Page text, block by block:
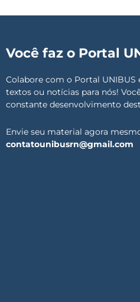
Você faz o Portal
Colabore com o Portal UNIBUS
textos ou notícias para nós!
constante desenvolvimento
Envie seu material agora
contatounibusrn@gmail.com